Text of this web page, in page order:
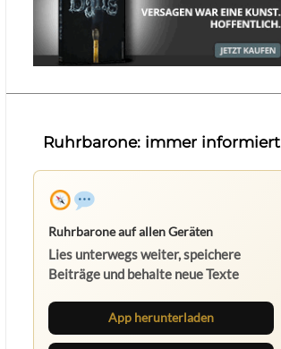
Ruhrbarone: immer informiert
Ruhrbarone auf allen Geräten
Lies unterwegs weiter, speichere
Beiträge und behalte neue Texte
direkt im Browser im Blick.
App herunterladen